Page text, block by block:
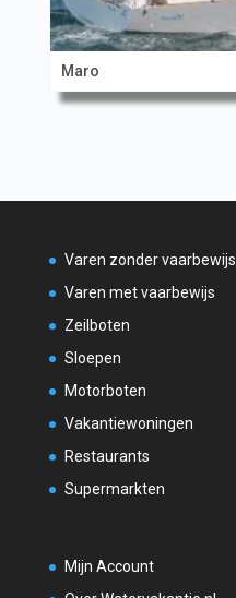
Maro
Varen zonder vaarbewijs
Varen met vaarbewijs
Zeilboten
Sloepen
Motorboten
Vakantiewoningen
Restaurants
Supermarkten
Mijn Account